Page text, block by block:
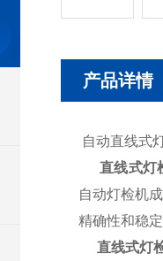
产品详情
自动直线式
直线式灯
自动灯检机
精确性和稳
直线式灯